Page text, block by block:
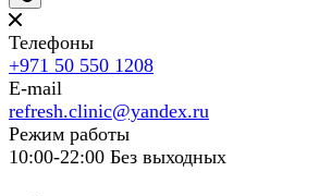
Телефоны
+971 50 550 1208
E-mail
refresh.clinic@yandex.ru
Режим работы
10:00-22:00 Без выходных